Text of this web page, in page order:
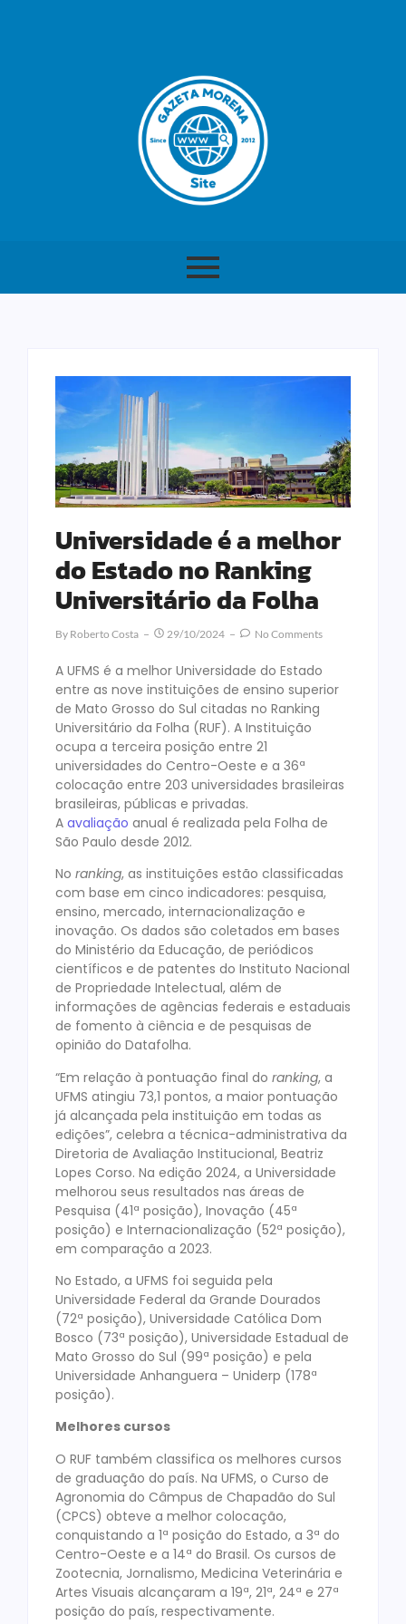
Universidade é a melhor
do Estado no Ranking
Universitário da Folha
By Roberto Costa 29/10/2024 No Comments
A UFMS é a melhor Universidade do Estado
entre as nove instituições de ensino superior
de Mato Grosso do Sul citadas no Ranking
Universitário da Folha (RUF). A Instituição
ocupa a terceira posição entre 21
universidades do Centro-Oeste e a 36ª
colocação entre 203 universidades brasileiras
brasileiras, públicas e privadas.
A avaliação anual é realizada pela Folha de
São Paulo desde 2012.
No ranking, as instituições estão classificadas
com base em cinco indicadores: pesquisa,
ensino, mercado, internacionalização e
inovação. Os dados são coletados em bases
do Ministério da Educação, de periódicos
científicos e de patentes do Instituto Nacional
de Propriedade Intelectual, além de
informações de agências federais e estaduais
de fomento à ciência e de pesquisas de
opinião do Datafolha.
“Em relação à pontuação final do ranking, a
UFMS atingiu 73,1 pontos, a maior pontuação
já alcançada pela instituição em todas as
edições”, celebra a técnica-administrativa da
Diretoria de Avaliação Institucional, Beatriz
Lopes Corso. Na edição 2024, a Universidade
melhorou seus resultados nas áreas de
Pesquisa (41ª posição), Inovação (45ª
posição) e Internacionalização (52ª posição),
em comparação a 2023.
No Estado, a UFMS foi seguida pela
Universidade Federal da Grande Dourados
(72ª posição), Universidade Católica Dom
Bosco (73ª posição), Universidade Estadual de
Mato Grosso do Sul (99ª posição) e pela
Universidade Anhanguera – Uniderp (178ª
posição).
Melhores cursos
O RUF também classifica os melhores cursos
de graduação do país. Na UFMS, o Curso de
Agronomia do Câmpus de Chapadão do Sul
(CPCS) obteve a melhor colocação,
conquistando a 1ª posição do Estado, a 3ª do
Centro-Oeste e a 14ª do Brasil. Os cursos de
Zootecnia, Jornalismo, Medicina Veterinária e
Artes Visuais alcançaram a 19ª, 21ª, 24ª e 27ª
posição do país, respectivamente.